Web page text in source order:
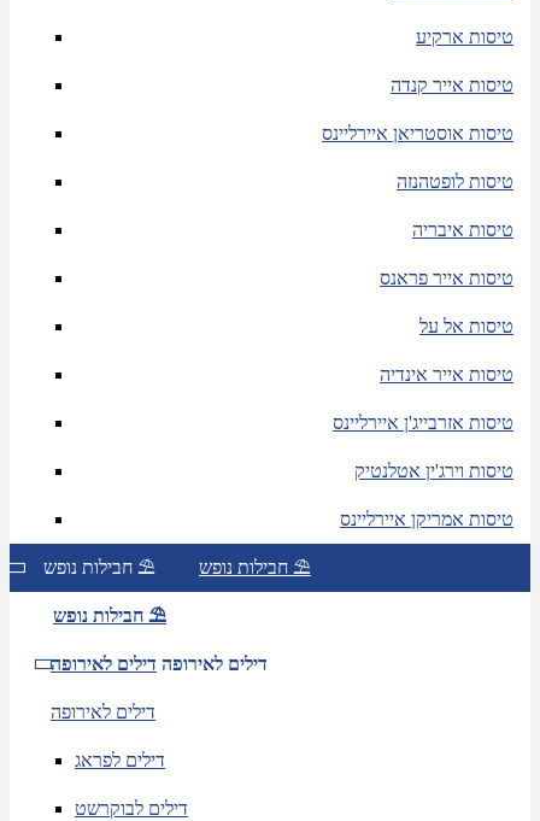
טיסות ארקיע
טיסות אייר קנדה
טיסות אוסטריאן איירליינס
טיסות לופטהנזה
טיסות איבריה
טיסות אייר פראנס
טיסות אל על
טיסות אייר אינדיה
טיסות אזרבייג'ן איירליינס
טיסות וירג'ין אטלנטיק
טיסות אמריקן איירליינס
חבילות נופש ⛱ חבילות נופש ⛱
חבילות נופש ⛱
דילים לאירופה דילים לאירופה
דילים לאירופה
דילים לפראג
דילים לבוקרשט